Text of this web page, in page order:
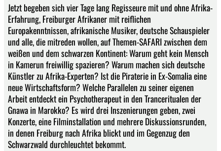
Jetzt begeben sich vier Tage lang Regisseure mit und ohne Afrika-
Erfahrung, Freiburger Afrikaner mit reiflichen
Europakenntnissen, afrikanische Musiker, deutsche Schauspieler
und alle, die mitreden wollen, auf Themen-SAFARI zwischen dem
weißen und dem schwarzen Kontinent: Warum geht kein Mensch
in Kamerun freiwillig spazieren? Warum machen sich deutsche
Künstler zu Afrika-Experten? Ist die Piraterie in Ex-Somalia eine
neue Wirtschaftsform? Welche Parallelen zu seiner eigenen
Arbeit entdeckt ein Psychotherapeut in den Tranceritualen der
Gnawa in Marokko? Es wird drei Inszenierungen geben, zwei
Konzerte, eine Filminstallation und mehrere Diskussionsrunden,
in denen Freiburg nach Afrika blickt und im Gegenzug den
Schwarzwald durchleuchtet bekommt.